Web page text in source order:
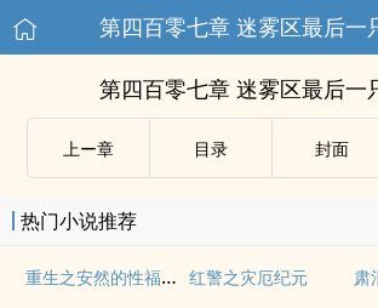
第四百零七章 迷雾区最后一
第四百零七章 迷雾区最后一
上ー章 目录 封面
热门小说推荐
重生之安然的性福生活 红警之灾厄纪元
肃